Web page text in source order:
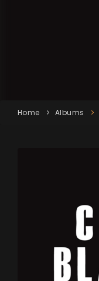
Home Albums